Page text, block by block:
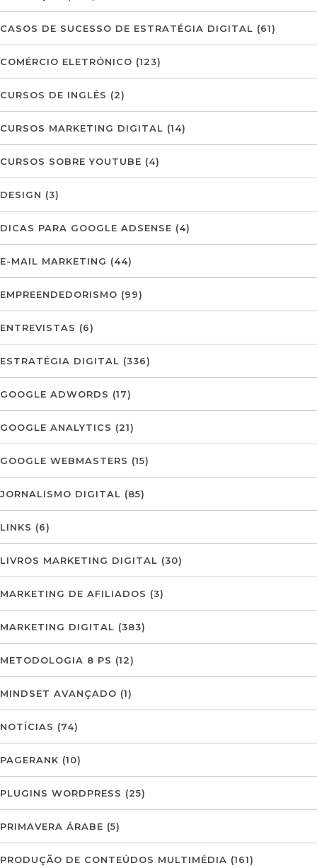
CASOS DE SUCESSO DE ESTRATÉGIA DIGITAL (61)
COMÉRCIO ELETRÓNICO (123)
CURSOS DE INGLÊS (2)
CURSOS MARKETING DIGITAL (14)
CURSOS SOBRE YOUTUBE (4)
DESIGN (3)
DICAS PARA GOOGLE ADSENSE (4)
E-MAIL MARKETING (44)
EMPREENDEDORISMO (99)
ENTREVISTAS (6)
ESTRATÉGIA DIGITAL (336)
GOOGLE ADWORDS (17)
GOOGLE ANALYTICS (21)
GOOGLE WEBMASTERS (15)
JORNALISMO DIGITAL (85)
LINKS (6)
LIVROS MARKETING DIGITAL (30)
MARKETING DE AFILIADOS (3)
MARKETING DIGITAL (383)
METODOLOGIA 8 PS (12)
MINDSET AVANÇADO (1)
NOTÍCIAS (74)
PAGERANK (10)
PLUGINS WORDPRESS (25)
PRIMAVERA ÁRABE (5)
PRODUÇÃO DE CONTEÚDOS MULTIMÉDIA (161)